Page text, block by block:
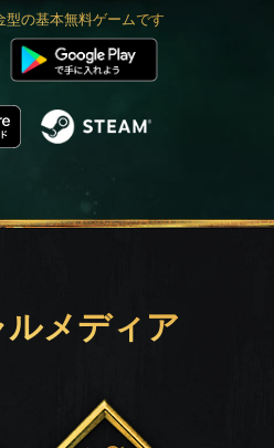
型の基本無料ゲームです
メディア